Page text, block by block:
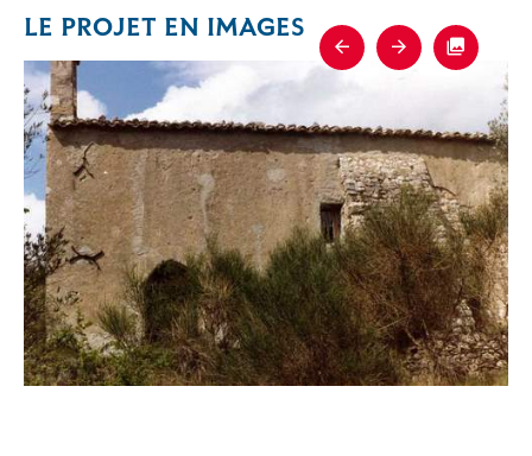
LE PROJET EN IMAGES
Previous
Next